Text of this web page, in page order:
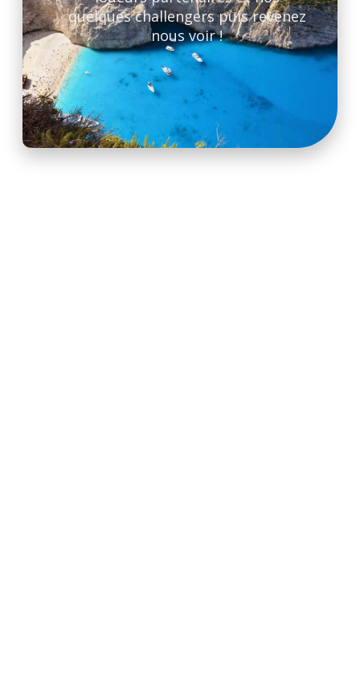
quelques challengers puis revenez
nous voir !